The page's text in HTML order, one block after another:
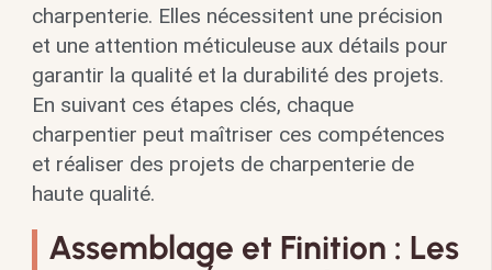
charpenterie. Elles nécessitent une précision
et une attention méticuleuse aux détails pour
garantir la qualité et la durabilité des projets.
En suivant ces étapes clés, chaque
charpentier peut maîtriser ces compétences
et réaliser des projets de charpenterie de
haute qualité.
Assemblage et Finition : Les